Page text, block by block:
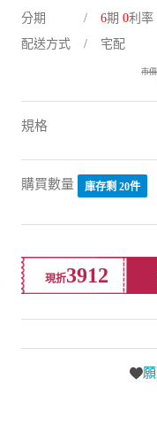
分期
6期 0利率
配送方式
宅配
規格
購買數量 庫存剩 20件
現折3912